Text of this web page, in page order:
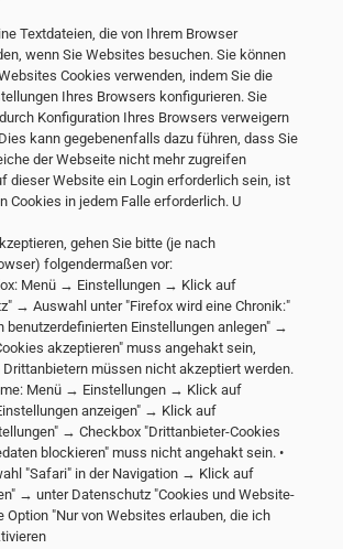
Textdateien, die von Ihrem Browser
wenn Sie Websites besuchen. Sie können
Cookies verwenden, indem Sie die
Ihres Browsers konfigurieren. Sie
Konfiguration Ihres Browsers verweigern
kann gegebenenfalls dazu führen, dass Sie
der Webseite nicht mehr zugreifen
dieser Website ein Login erforderlich sein, ist
Cookies in jedem Falle erforderlich. U
gehen Sie bitte (je nach
folgendermaßen vor:
Menü → Einstellungen → Klick auf
→ Auswahl unter "Firefox wird eine Chronik:"
benutzerdefinierten Einstellungen anlegen" →
akzeptieren" muss angehakt sein,
Drittanbietern müssen nicht akzeptiert werden.
Menü → Einstellungen → Klick auf
anzeigen" → Klick auf
→ Checkbox "Drittanbieter-Cookies
blockieren" muss nicht angehakt sein. •
"Safari" in der Navigation → Klick auf
→ unter Datenschutz "Cookies und Website-
Option "Nur von Websites erlauben, die ich